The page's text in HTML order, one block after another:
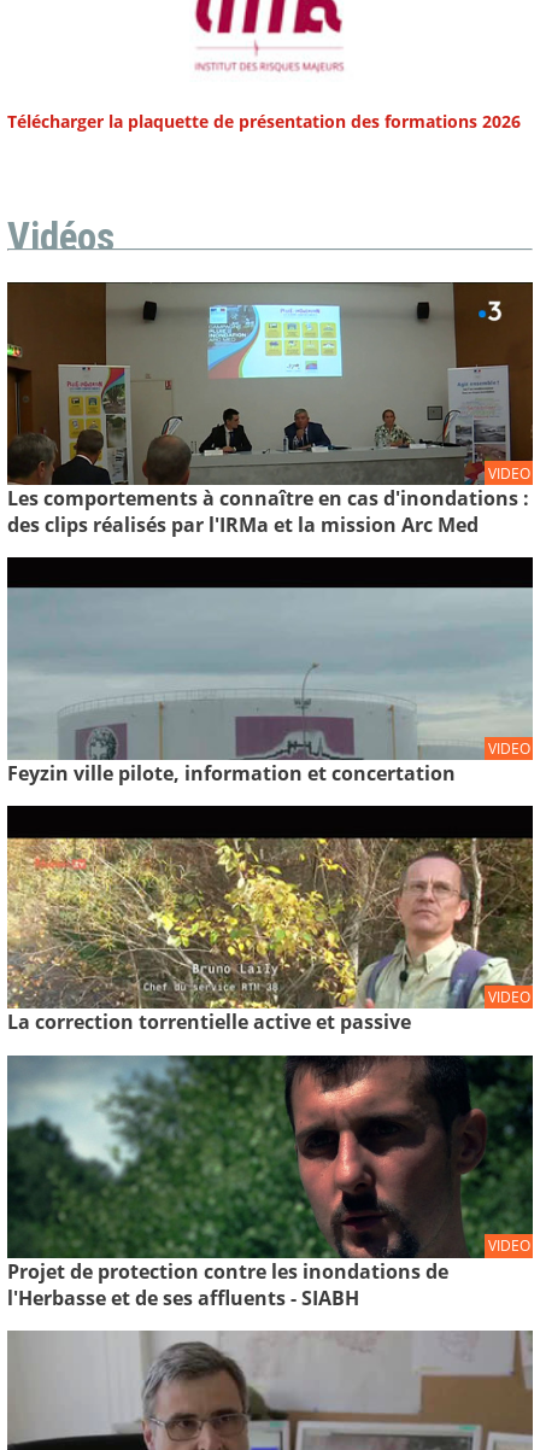
Télécharger la plaquette de présentation des formations 2026
Vidéos
VIDEO
Les comportements à connaître en cas d'inondations :
des clips réalisés par l'IRMa et la mission Arc Med
VIDEO
Feyzin ville pilote, information et concertation
VIDEO
La correction torrentielle active et passive
VIDEO
Projet de protection contre les inondations de
l'Herbasse et de ses affluents - SIABH